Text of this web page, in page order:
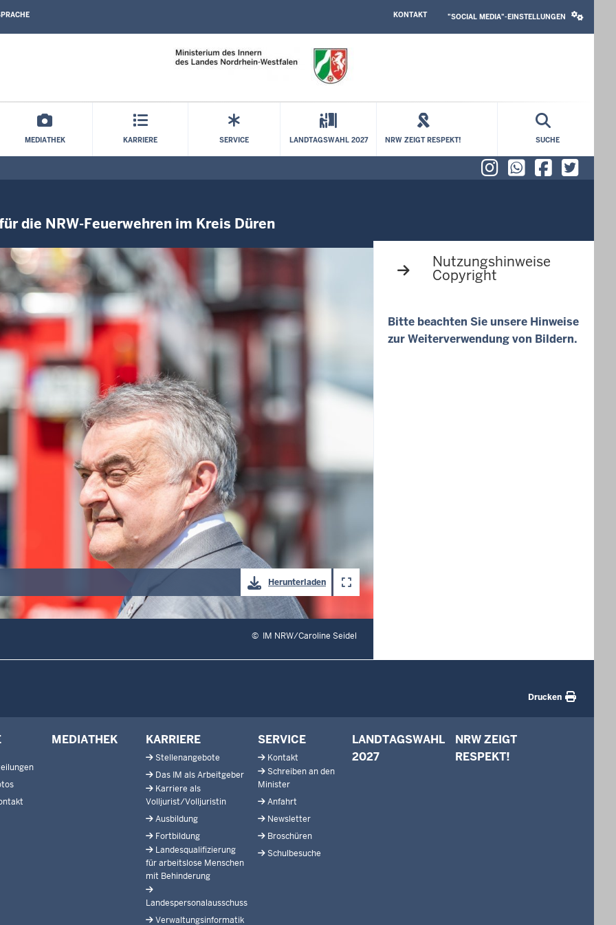
TOPKONTAKT
MEDIA
"SOCIAL MEDIA"-EINSTELLUNGEN
MEDIATHEK KARRIERE SERVICE LANDTAGSWAHL 2027 NRW ZEIGT RESPEKT! SUCHE
InstagramX
die NRW-Feuerwehren im Kreis Düren
Herunterladen
© IM NRW/Caroline Seidel
Nutzungshinweise
Copyright
Bitte beachten Sie unsere Hinweise
zur Weiterverwendung von Bildern.
Drucken
MEDIATHEK KARRIERE
Stellenangebote
Das IM als Arbeitgeber
Karriere als
Volljurist/Volljuristin
Ausbildung
Fortbildung
Landesqualifizierung
für arbeitslose Menschen
mit Behinderung
Landespersonalausschuss
Verwaltungsinformatik
SERVICE
Kontakt
Schreiben an den
Minister
Anfahrt
Newsletter
Broschüren
Schulbesuche
LANDTAGSWAHL
2027
NRW ZEIGT
RESPEKT!